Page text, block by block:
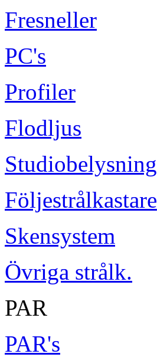
Fresneller
PC's
Profiler
Flodljus
Studiobelysning
Följestrålkastare
Skensystem
Övriga strålk.
PAR
PAR's